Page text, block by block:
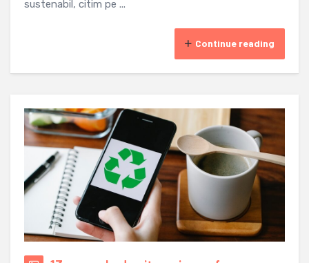
sustenabil, citim pe ...
Continue reading